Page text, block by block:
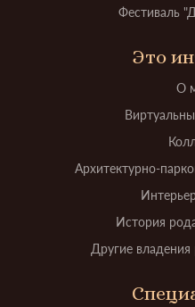
Фестиваль
Это
О
Архитектурно-
История
Другие